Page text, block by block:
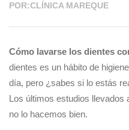
POR:CLÍNICA MAREQUE
Cómo lavarse los dientes
dientes es un hábito de
día, pero ¿sabes si lo estás
Los últimos estudios llevados
no lo hacemos bien.